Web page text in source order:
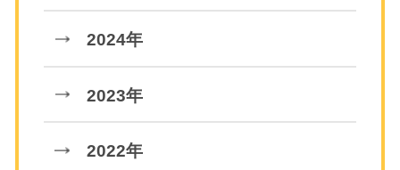
2024年
2023年
2022年